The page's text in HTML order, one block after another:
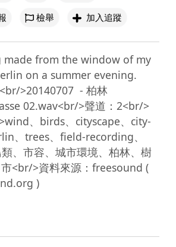
檢舉 加入追蹤
made from the window of my
on a summer evening.
>20140707  - 柏林
02.wav<br/>聲道：2<br/>
、birds、cityscape、city-
、trees、field-recording、
、市容、城市環境、柏林、樹
<br/>資料來源：freesound (